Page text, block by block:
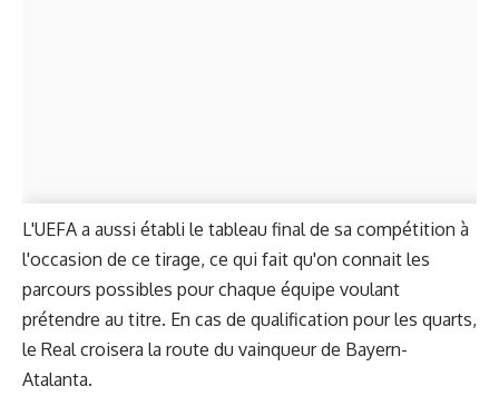
L'UEFA a aussi établi le tableau final de sa compétition à
l'occasion de ce tirage, ce qui fait qu'on connait les
parcours possibles pour chaque équipe voulant
prétendre au titre. En cas de qualification pour les quarts,
le Real croisera la route du vainqueur de Bayern-
Atalanta.